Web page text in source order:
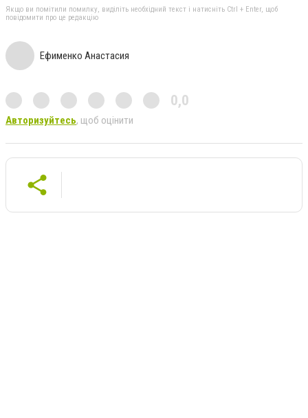
Якщо ви помітили помилку, виділіть необхідний текст і натисніть Ctrl + Enter, щоб
повідомити про це редакцію
Ефименко Анастасия
0,0
Авторизуйтесь, щоб оцінити